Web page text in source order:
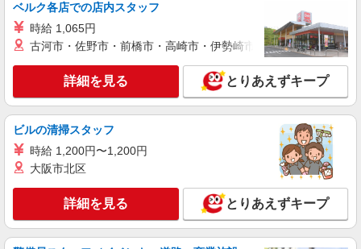
派遣社員
株式会社kotrio /●UT-H-1870945
＼収入アップを全面サポート／小規模デイ
時給1500円〜2125円 ＜日払い有/週払い有/交
通費全支給(ガソリン代含む)＞
栃木市 ◆来社不要
キープ 詳細を見る
アルバイト パート 派遣社員 紹介予定派遣
日研トータルソーシング株式会社 メディカルケア事業部/宇都宮オフ
ィス
未経験・無資格OKの介護スタッフ
ベルク各店での店内スタッフ
時給 1,065円
古河市・佐野市・前橋市・高崎市・伊勢崎市・太田市・館林市
詳細を見る とりあえずキープ
ビルの清掃スタッフ
時給 1,200円〜1,200円
大阪市北区
詳細を見る とりあえずキープ